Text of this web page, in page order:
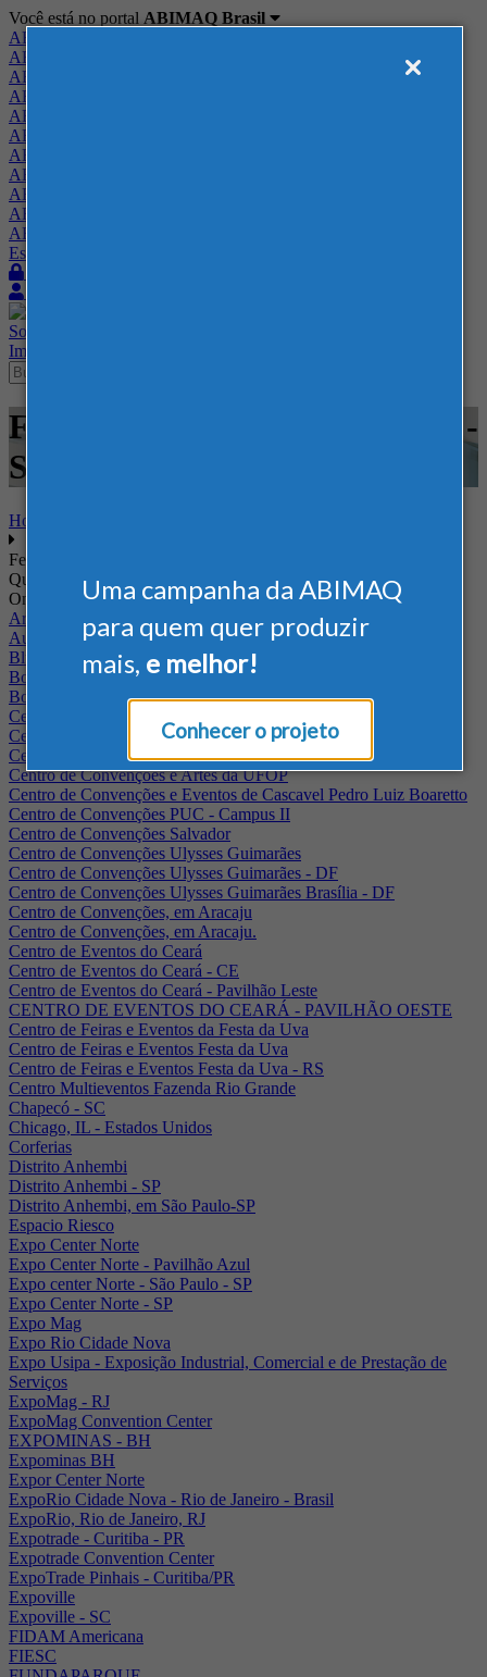
Uma campanha da ABIMAQ
para quem quer produzir
mais, e melhor!
Conhecer o projeto
Você está no portal ABIMAQ Brasil
ABIMAQ Brasil
ABIMAQ Minas Gerais
ABIMAQ Norte-Nordeste
ABIMAQ Paraná
ABIMAQ Piracicaba
ABIMAQ Ribeirão Preto
ABIMAQ Rio de Janeiro
ABIMAQ Rio Grande do Sul
ABIMAQ Santa Catarina
ABIMAQ São Paulo
ABIMAQ Vale do Paraíba
Escritório de Relações Governamentais
Sobre
Imprensa
Feiras - Distrito Anhembi - SP -
Saneamento
Home
Feiras
Quando
Onde
Arena Jaguariuna
Auditório Albano Franco - FIEPA
Blumenau - SC
BolognaFiere
Boulevard Olimpico - RJ
Centro Internacional de Convenções do Brasil, em Brasília
Centro de Convenções - SE
Centro de Convenções de Pernambuco - PE
Centro de Convenções e Artes da UFOP
Centro de Convenções e Eventos de Cascavel Pedro Luiz Boaretto
Centro de Convenções PUC - Campus II
Centro de Convenções Salvador
Centro de Convenções Ulysses Guimarães
Centro de Convenções Ulysses Guimarães - DF
Centro de Convenções Ulysses Guimarães Brasília - DF
Centro de Convenções, em Aracaju
Centro de Convenções, em Aracaju.
Centro de Eventos do Ceará
Centro de Eventos do Ceará - CE
Centro de Eventos do Ceará - Pavilhão Leste
CENTRO DE EVENTOS DO CEARÁ - PAVILHÃO OESTE
Centro de Feiras e Eventos da Festa da Uva
Centro de Feiras e Eventos Festa da Uva
Centro de Feiras e Eventos Festa da Uva - RS
Centro Multieventos Fazenda Rio Grande
Chapecó - SC
Chicago, IL - Estados Unidos
Corferias
Distrito Anhembi
Distrito Anhembi - SP
Distrito Anhembi, em São Paulo-SP
Espacio Riesco
Expo Center Norte
Expo Center Norte - Pavilhão Azul
Expo center Norte - São Paulo - SP
Expo Center Norte - SP
Expo Mag
Expo Rio Cidade Nova
Expo Usipa - Exposição Industrial, Comercial e de Prestação de
Serviços
ExpoMag - RJ
ExpoMag Convention Center
EXPOMINAS - BH
Expominas BH
Expor Center Norte
ExpoRio Cidade Nova - Rio de Janeiro - Brasil
ExpoRio, Rio de Janeiro, RJ
Expotrade - Curitiba - PR
Expotrade Convention Center
ExpoTrade Pinhais - Curitiba/PR
Expoville
Expoville - SC
FIDAM Americana
FIESC